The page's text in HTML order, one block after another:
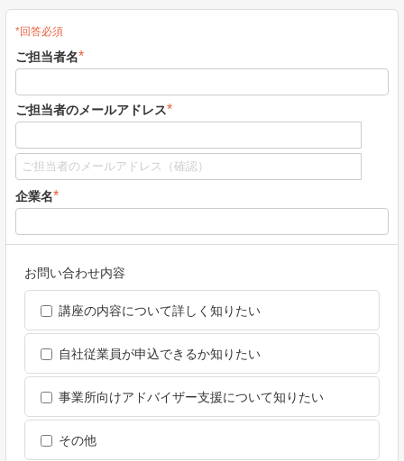
*回答必須
ご担当者名*
ご担当者のメールアドレス*
企業名*
お問い合わせ内容
講座の内容について詳しく知りたい
自社従業員が申込できるか知りたい
事業所向けアドバイザー支援について知りたい
その他